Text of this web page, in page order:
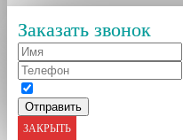
Заказать звонок
ЗАКРЫТЬ